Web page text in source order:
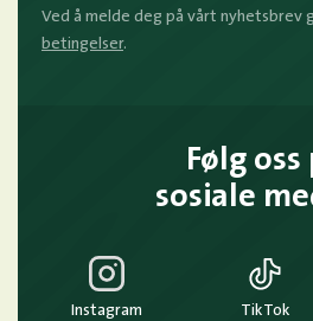
Ved å melde deg på vårt nyhetsbrev
betingelser.
Følg oss
sosiale
Instagram TikTok